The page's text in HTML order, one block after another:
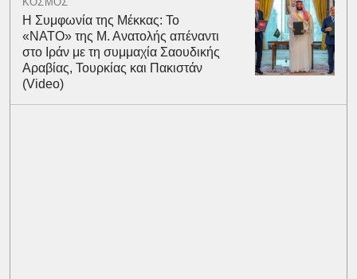
Η Συμφωνία της Μέκκας: Το
«ΝΑΤΟ» της Μ. Ανατολής απέναντι
στο Ιράν με τη συμμαχία Σαουδικής
Αραβίας, Τουρκίας και Πακιστάν
(Video)